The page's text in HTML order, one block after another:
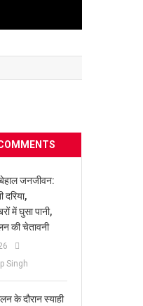
जनजीवन:
दरिया,
में घुसा पानी,
की चेतावनी
Singh
के दौरान स्याही